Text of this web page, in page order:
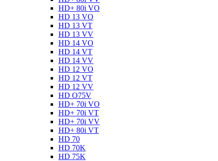
HD+ 80i VO
HD 13 VO
HD 13 VT
HD 13 VV
HD 14 VO
HD 14 VT
HD 14 VV
HD 12 VO
HD 12 VT
HD 12 VV
HD O75V
HD+ 70i VO
HD+ 70i VT
HD+ 70i VV
HD+ 80i VT
HD 70
HD 70K
HD 75K